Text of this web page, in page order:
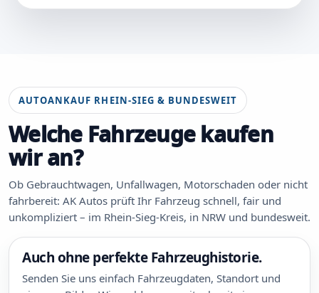
AUTOANKAUF RHEIN-SIEG & BUNDESWEIT
Welche Fahrzeuge kaufen
wir an?
Ob Gebrauchtwagen, Unfallwagen, Motorschaden oder nicht
fahrbereit: AK Autos prüft Ihr Fahrzeug schnell, fair und
unkompliziert – im Rhein-Sieg-Kreis, in NRW und bundesweit.
Auch ohne perfekte Fahrzeughistorie.
Senden Sie uns einfach Fahrzeugdaten, Standort und